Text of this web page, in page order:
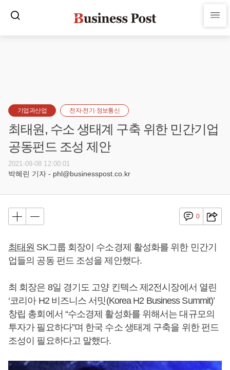
기업과산업 전자·전기·정보통신
최태원, 수소 생태계 구축 위한 민간기업
공동펀드 조성 제안
2021-09-08 12:00:01
박혜린 기자 - phl@businesspost.co.kr
0
최태원 SK그룹 회장이 수소경제 활성화를 위한 민간기
업들의 공동 펀드 조성을 제안했다.
최 회장은 8일 경기도 고양 킨텍스 제2전시장에서 열린
‘코리아 H2 비즈니스 서밋(Korea H2 Business Summit)’
창립 총회에서 “수소경제 활성화를 위해서는 대규모의
투자가 필요하다”며 한국 수소 생태계 구축을 위한 펀드
조성이 필요하다고 말했다.